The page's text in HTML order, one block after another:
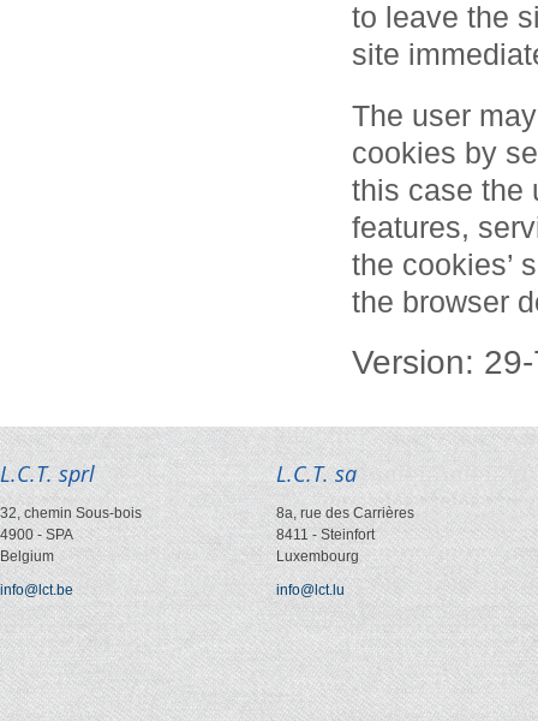
to leave the
site
The user
cookies by
this case the
features,
the cookies’
the browser
Version:
L.C.T. sprl
32, chemin Sous-bois
4900-SPA
Belgium
info@lct.be
L.C.T. sa
8a, rue des Carrières
8411- Steinfort
Luxembourg
info@lct.lu